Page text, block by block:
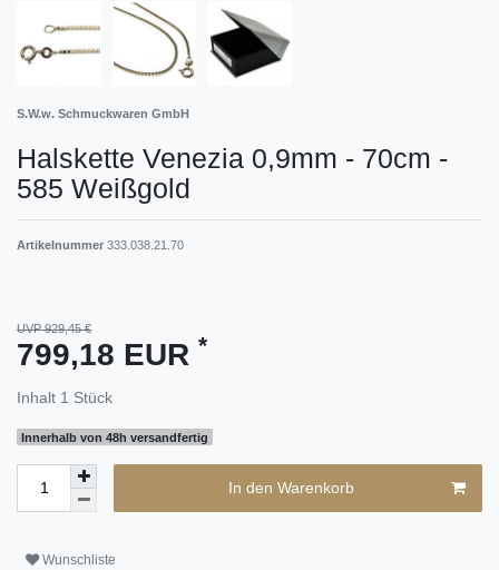
S.W.w. Schmuckwaren GmbH
Halskette Venezia 0,9mm - 70cm -
585 Weißgold
Artikelnummer 333.038.21.70
UVP 929,45 €
799,18 EUR *
Inhalt 1 Stück
Innerhalb von 48h versandfertig
In den Warenkorb
Wunschliste